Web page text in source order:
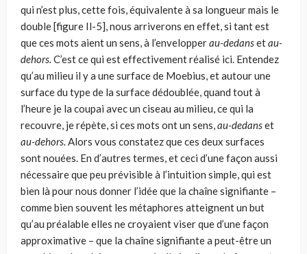
qui n’est plus, cette fois, équivalente à sa longueur mais le
double [figure Il-5], nous arriverons en effet, si tant est
que ces mots aient un sens, à l’envelopperau-dedansetau-
dehors. C’est ce qui est effectivement réalisé ici. Entendez
qu’au milieu il y a une surface de Moebius, et autour une
surface du type de la surfa­ce dédoublée, quand tout à
l’heure je la coupai avec un ciseau au milieu, ce qui la
recouvre, je répète, si ces mots ont un sens,au-dedanset
au-dehors. Alors vous constatez que ces deux surfaces
sont nouées. En d’autres termes, et ceci d’une façon aussi
nécessaire que peu prévisible à l’intuition simple, qui est
bien là pour nous donner l’idée que la chaîne signifiante –
comme bien souvent les métaphores atteignent un but
qu’au préalable elles ne croyaient viser que d’une façon
approximative – que la chaîne signifiante a peut-être un